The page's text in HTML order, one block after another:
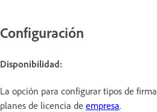
Configuración
Disponibilidad:
La opción para configurar tipos de firma
planes de licencia de empresa.